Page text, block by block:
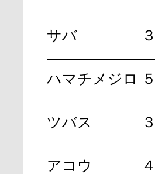
サバ
ハマチメジロ
ツバス
アコウ